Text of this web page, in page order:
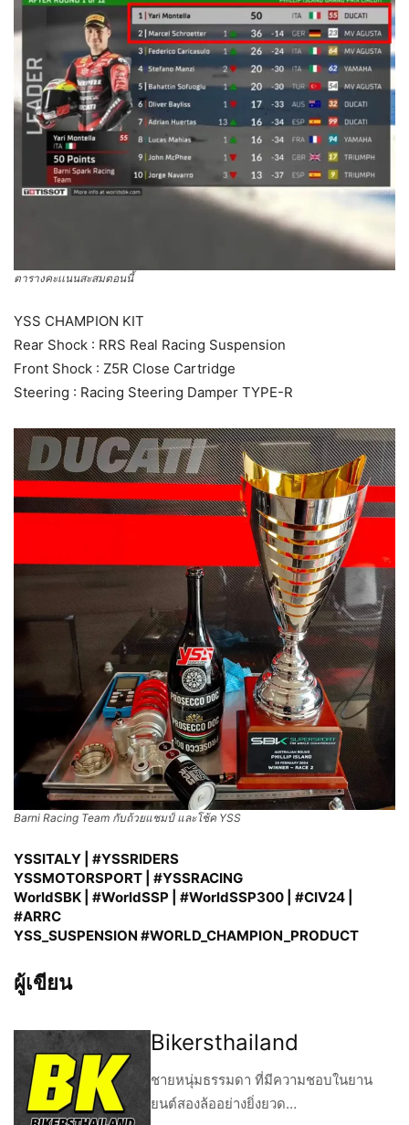
ตารางคะเเนนสะสมตอนนี้
YSS CHAMPION KIT
Rear Shock : RRS Real Racing Suspension
Front Shock : Z5R Close Cartridge
Steering : Racing Steering Damper TYPE-R
Barni Racing Team กับถ้วยแชมป์ และโช้ค YSS
YSSITALY | #YSSRIDERS
YSSMOTORSPORT | #YSSRACING
WorldSBK | #WorldSSP | #WorldSSP300 | #CIV24 |
#ARRC
YSS_SUSPENSION #WORLD_CHAMPION_PRODUCT
ผู้เขียน
Bikersthailand
ชายหนุ่มธรรมดา ที่มีความชอบในยาน
ยนต์สองล้ออย่างยิ่งยวด…